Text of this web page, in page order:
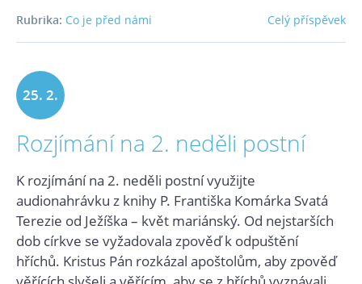
Celý příspěvek
Rubrika: Co je před námi
25. 2.
2024
Rozjímání na 2. neděli postní
K rozjímání na 2. neděli postní využijte
audionahrávku z knihy P. Františka Komárka Svatá
Terezie od Ježíška – květ mariánský. Od nejstarších
dob církve se vyžadovala zpověď k odpuštění
hříchů. Kristus Pán rozkázal apoštolům, aby zpověď